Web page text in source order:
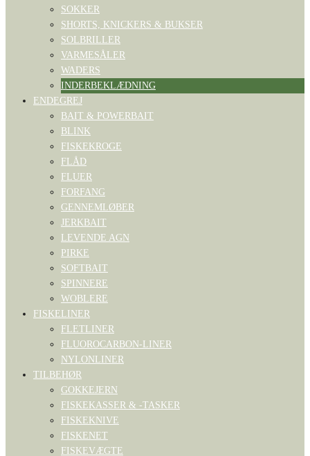
SOKKER
SHORTS, KNICKERS & BUKSER
SOLBRILLER
VARMESÅLER
WADERS
INDERBEKLÆDNING
ENDEGREJ
BAIT & POWERBAIT
BLINK
FISKEKROGE
FLÅD
FLUER
FORFANG
GENNEMLØBER
JERKBAIT
LEVENDE AGN
PIRKE
SOFTBAIT
SPINNERE
WOBLERE
FISKELINER
FLETLINER
FLUOROCARBON-LINER
NYLONLINER
TILBEHØR
GOKKEJERN
FISKEKASSER & -TASKER
FISKEKNIVE
FISKENET
FISKEVÆGTE